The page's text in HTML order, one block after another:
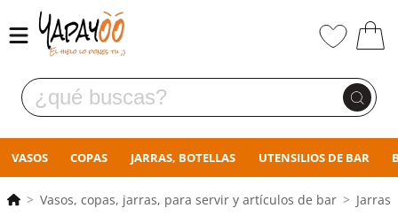
VASOS COPAS JARRAS, BOTELLAS UTENSILIOS DE BAR
Vasos, copas, jarras, para servir y artículos de bar